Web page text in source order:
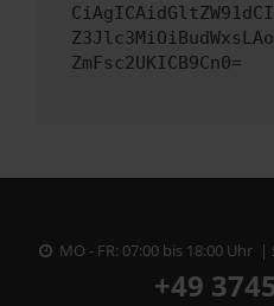
ZmFsc2UKICB9Cn0=
MO - FR: 07:00 bis 18:00 Uhr |
+49